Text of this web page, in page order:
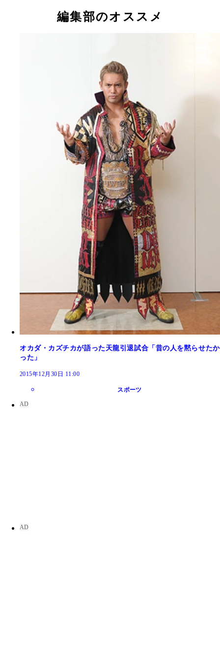
編集部のオススメ
オカダ・カズチカが語った天龍引退試合「昔の人を黙らせたか
った」
2015年12月30日 11:00
スポーツ